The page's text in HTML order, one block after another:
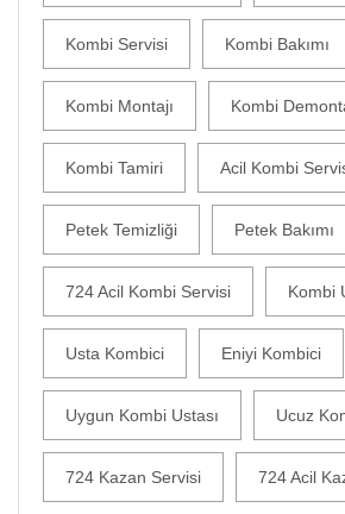
Kombi Servisi Kombi Bakımı
Kombi Montajı Kombi
Kombi Tamiri Acil Kombi
Petek Temizliği Petek Bakımı
724 Acil Kombi Servisi Kombi
Usta Kombici Eniyi Kombici
Uygun Kombi Ustası Ucuz
724 Kazan Servisi 724 Acil